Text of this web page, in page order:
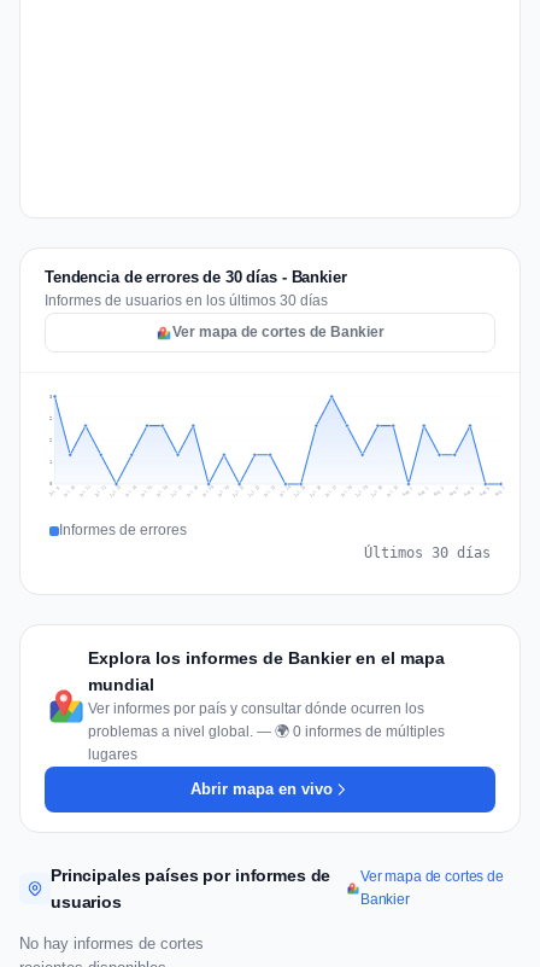
Tendencia de errores de 30 días - Bankier
Informes de usuarios en los últimos 30 días
Ver mapa de cortes de Bankier
1
2
2
3
Jul 9 Jul 10 Jul 11 Jul 12 Jul 13 Jul 14 Jul 15 Jul 16 Jul 17 Jul 18 Jul 19 Jul 20 Jul 21 Jul 22 Jul 23 Jul 24 Jul 25 Jul 26 Jul 27 Jul 28 Jul 29 Jul 30 Jul 31 Aug 1 Aug 2 Aug 3 Aug 4 Aug 5 Aug 6 Aug 7
Informes de errores
Últimos 30 días
Explora los informes de Bankier en el mapa
mundial
Ver informes por país y consultar dónde ocurren los
problemas a nivel global. — 🌍 0 informes de múltiples
lugares
Abrir mapa en vivo
Principales países por informes de
usuarios
Ver mapa de cortes de
Bankier
No hay informes de cortes